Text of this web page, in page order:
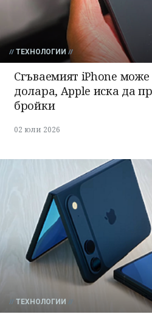
ТЕХНОЛОГИИ
Сгъваемият iPhone може
долара, Apple иска да
бройки
02 юли 2026
ТЕХНОЛОГИИ